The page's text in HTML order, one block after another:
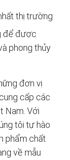
thị trường
để được
phong thủy
đơn vị
cấp các
Nam. Với
tôi tự hào
phẩm chất
về mẫu